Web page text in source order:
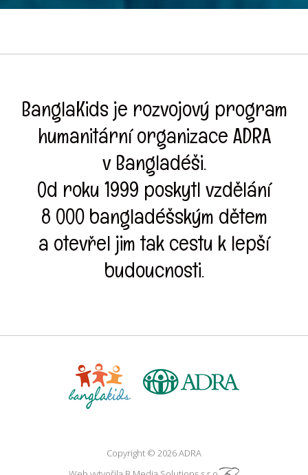
BanglaKids je rozvojový program
humanitární organizace ADRA
v Bangladéši.
Od roku 1999 poskytl vzdělání
8 000 bangladéšským dětem
a otevřel jim tak cestu k lepší
budoucnosti.
Copyright © 2026 ADRA